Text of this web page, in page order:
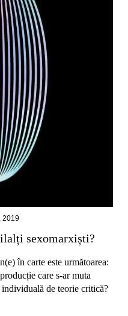
2019
sexomarxiști?
în carte este următoarea:
care s-ar muta
de teorie critică?